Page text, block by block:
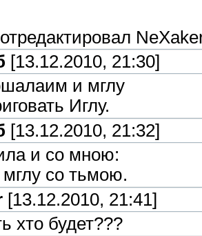
[13.12.2010, 21:30]
и мглу
Иглу.
[13.12.2010, 21:32]
и со мною:
со тьмою.
[13.12.2010, 21:41]
хто будет???